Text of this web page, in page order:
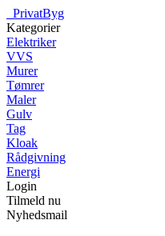
PrivatByg
Kategorier
Elektriker
VVS
Murer
Tømrer
Maler
Gulv
Tag
Kloak
Rådgivning
Energi
Login
Tilmeld nu
Nyhedsmail